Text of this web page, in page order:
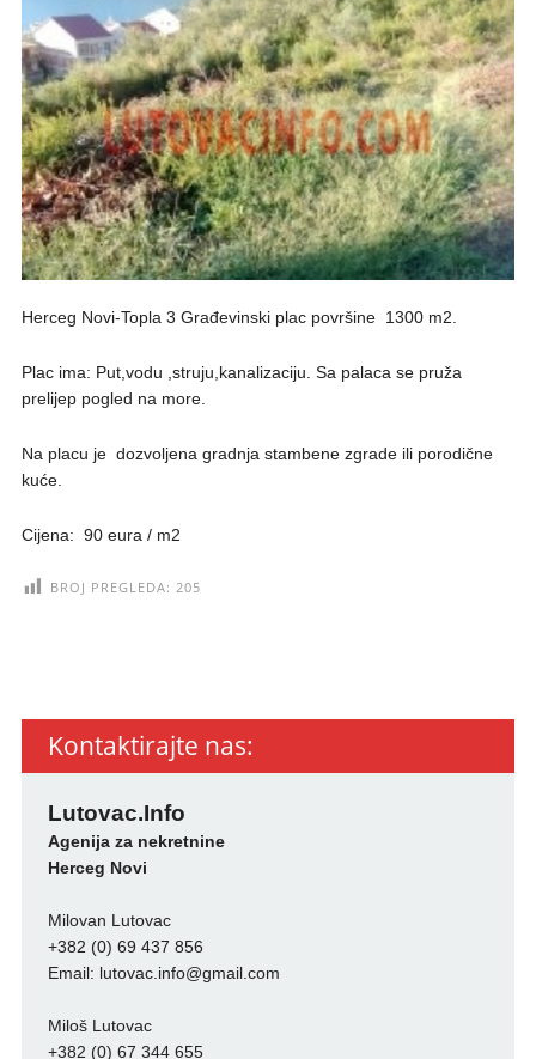
Herceg Novi-Topla 3 Građevinski plac površine 1300 m2.
Plac ima: Put,vodu ,struju,kanalizaciju. Sa palaca se pruža
prelijep pogled na more.
Na placu je dozvoljena gradnja stambene zgrade ili porodične
kuće.
Cijena: 90 eura / m2
BROJ PREGLEDA: 205
Kontaktirajte nas:
Lutovac.Info
Agenija za nekretnine
Herceg Novi
Milovan Lutovac
+382 (0) 69 437 856
Email: lutovac.info@gmail.com
Miloš Lutovac
+382 (0) 67 344 655